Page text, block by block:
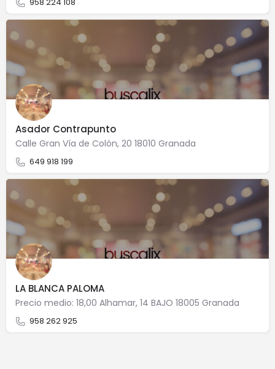
Asador Contrapunto
Calle Gran Vía de Colón, 20 18010 Granada
649 918 199
LA BLANCA PALOMA
Precio medio: 18,00 Alhamar, 14 BAJO 18005 Granada
958 262 925